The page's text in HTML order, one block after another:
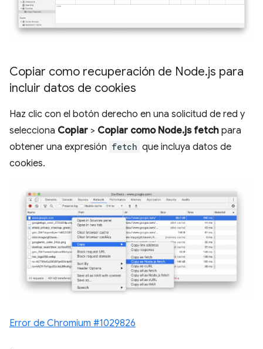
Copiar como recuperación de Node.js para
incluir datos de cookies
Haz clic con el botón derecho en una solicitud de red y
selecciona Copiar > Copiar como Node.js fetch para
obtener una expresión fetch que incluya datos de
cookies.
Error de Chromium #1029826